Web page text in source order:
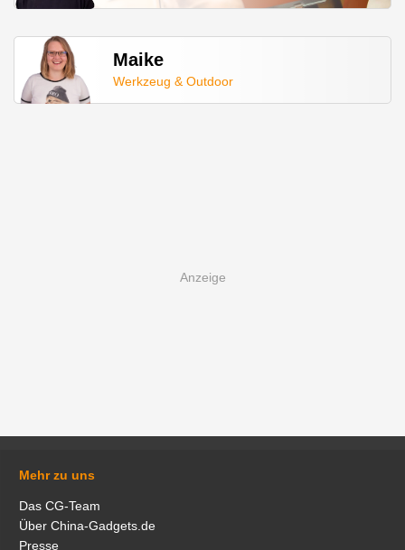
Maike
Werkzeug & Outdoor
Mehr zu uns
Das CG-Team
Über China-Gadgets.de
Presse